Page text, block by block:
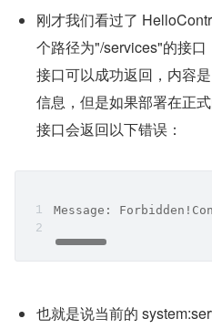
刚才我们看过了
个路径为"/services"的接
接口可以成功返回，内容
信息，但是如果部署在正
接口会返回以下错误：
Message:
也就是说当前的